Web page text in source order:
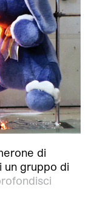
di
un gruppo di